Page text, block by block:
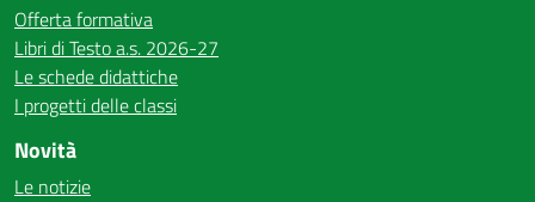
Offerta formativa
Libri di Testo a.s. 2026-27
Le schede didattiche
I progetti delle classi
Novità
Le notizie